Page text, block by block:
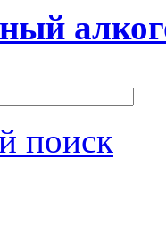
поиск